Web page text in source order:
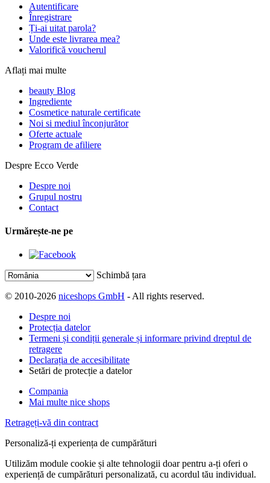
Autentificare
Înregistrare
Ți-ai uitat parola?
Unde este livrarea mea?
Valorifică voucherul
Aflați mai multe
beauty Blog
Ingrediente
Cosmetice naturale certificate
Noi si mediul înconjurător
Oferte actuale
Program de afiliere
Despre Ecco Verde
Despre noi
Grupul nostru
Contact
Urmărește-ne pe
Schimbă țara
© 2010-2026 niceshops GmbH - All rights reserved.
Despre noi
Protecția datelor
Termeni și condiții generale și informare privind dreptul de
retragere
Declarația de accesibilitate
Setări de protecție a datelor
Compania
Mai multe nice shops
Retrageți-vă din contract
Personaliză-ți experiența de cumpărături
Utilizăm module cookie și alte tehnologii doar pentru a-ți oferi o
experiență de cumpărături personalizată, cu acordul tău individual.